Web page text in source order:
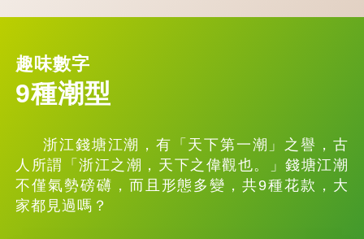
趣味數字
9種潮型
浙江錢塘江潮，有「天下第一潮」之譽，古
人所謂「浙江之潮，天下之偉觀也。」錢塘江潮
不僅氣勢磅礴，而且形態多變，共9種花款，大
家都見過嗎？